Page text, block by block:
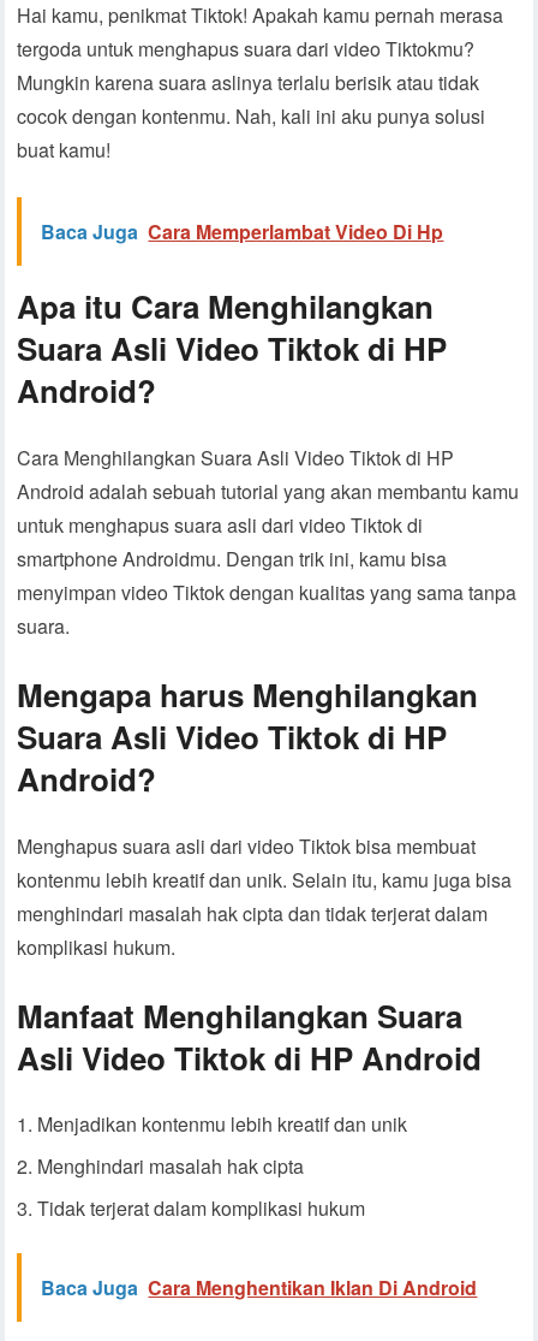
Hai kamu, penikmat Tiktok! Apakah kamu pernah merasa
tergoda untuk menghapus suara dari video Tiktokmu?
Mungkin karena suara aslinya terlalu berisik atau tidak
cocok dengan kontenmu. Nah, kali ini aku punya solusi
buat kamu!
Baca Juga Cara Memperlambat Video Di Hp
Apa itu Cara Menghilangkan
Suara Asli Video Tiktok di HP
Android?
Cara Menghilangkan Suara Asli Video Tiktok di HP
Android adalah sebuah tutorial yang akan membantu kamu
untuk menghapus suara asli dari video Tiktok di
smartphone Androidmu. Dengan trik ini, kamu bisa
menyimpan video Tiktok dengan kualitas yang sama tanpa
suara.
Mengapa harus Menghilangkan
Suara Asli Video Tiktok di HP
Android?
Menghapus suara asli dari video Tiktok bisa membuat
kontenmu lebih kreatif dan unik. Selain itu, kamu juga bisa
menghindari masalah hak cipta dan tidak terjerat dalam
komplikasi hukum.
Manfaat Menghilangkan Suara
Asli Video Tiktok di HP Android
Menjadikan kontenmu lebih kreatif dan unik
Menghindari masalah hak cipta
Tidak terjerat dalam komplikasi hukum
Baca Juga Cara Menghentikan Iklan Di Android